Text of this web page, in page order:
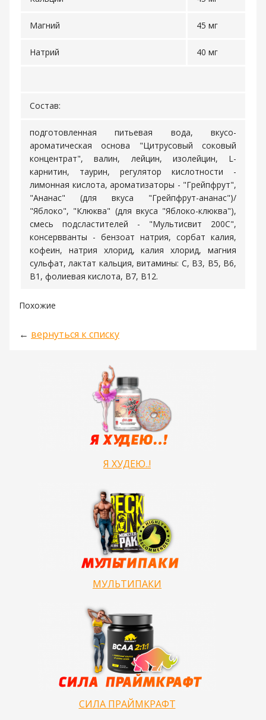
Магний 45 мг
Натрий 40 мг
Состав:
подготовленная питьевая вода, вкусо-
ароматическая основа "Цитрусовый соковый
концентрат", валин, лейцин, изолейцин, L-
карнитин, таурин, регулятор кислотности -
лимонная кислота, ароматизаторы - "Грейпфрут",
"Ананас" (для вкуса "Грейпфрут-ананас")/
"Яблоко", "Клюква" (для вкуса "Яблоко-клюква"),
смесь подсластителей - "Мультисвит 200С",
консервванты - бензоат натрия, сорбат калия,
кофеин, натрия хлорид, калия хлорид, магния
сульфат, лактат кальция, витамины: С, В3, В5, В6,
В1, фолиевая кислота, В7, В12.
Похожие
← вернуться к списку
Я ХУДЕЮ..!
МУЛЬТИПАКИ
СИЛА ПРАЙМКРАФТ